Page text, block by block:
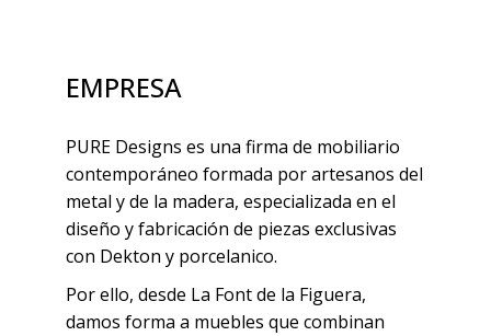
EMPRESA
PURE Designs es una firma de mobiliario
contemporáneo formada por artesanos del
metal y de la madera, especializada en el
diseño y fabricación de piezas exclusivas
con Dekton y porcelanico.
Por ello, desde La Font de la Figuera,
damos forma a muebles que combinan